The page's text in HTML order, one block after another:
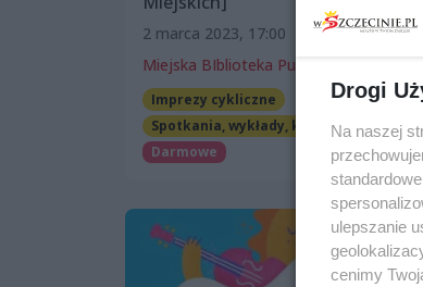
2 marca 2023, 17:00
Miejska BIblioteka Publiczna, filia nr 2
Imprezy cykliczne
Spotkania, wykłady, konferencje
Darmowe
Drogi
Na naszej
ulepszanie
cenimy